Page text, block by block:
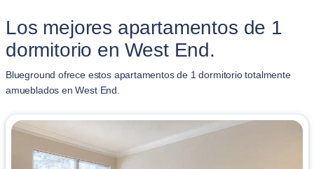
Los mejores apartamentos de 1
dormitorio en West End.
Blueground ofrece estos apartamentos de 1 dormitorio totalmente
amueblados en West End.